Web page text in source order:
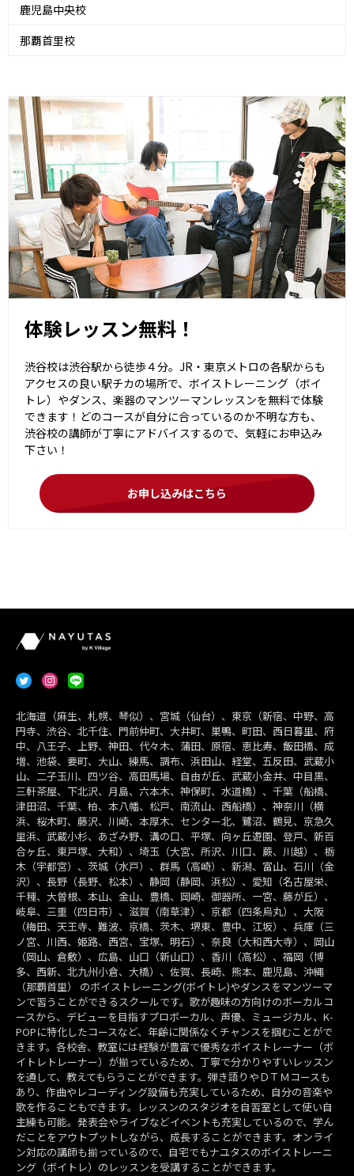
鹿児島中央校
那覇首里校
体験レッスン無料！
渋谷校は渋谷駅から徒歩４分。JR・東京メトロの各駅からも
アクセスの良い駅チカの場所で、ボイストレーニング（ボイ
トレ）やダンス、楽器のマンツーマンレッスンを無料で体験
できます！どのコースが自分に合っているのか不明な方も、
渋谷校の講師が丁寧にアドバイスするので、気軽にお申込み
下さい！
お申し込みはこちら
北海道（麻生、札幌、琴似）、宮城（仙台）、東京（新宿、中野、高
円寺、渋谷、北千住、門前仲町、大井町、巣鴨、町田、西日暮里、府
中、八王子、上野、神田、代々木、蒲田、原宿、恵比寿、飯田橋、成
増、池袋、要町、大山、練馬、調布、浜田山、経堂、五反田、武蔵小
山、二子玉川、四ツ谷、高田馬場、自由が丘、武蔵小金井、中目黒、
三軒茶屋、下北沢、月島、六本木、神保町、水道橋）、千葉（船橋、
津田沼、千葉、柏、本八幡、松戸、南流山、西船橋）、神奈川（横
浜、桜木町、藤沢、川崎、本厚木、センター北、鷺沼、鶴見、京急久
里浜、武蔵小杉、あざみ野、溝の口、平塚、向ヶ丘遊園、登戸、新百
合ヶ丘、東戸塚、大和）、埼玉（大宮、所沢、川口、蕨、川越）、栃
木（宇都宮）、茨城（水戸）、群馬（高崎）、新潟、富山、石川（金
沢）、長野（長野、松本）、静岡（静岡、浜松）、愛知（名古屋栄、
千種、大曽根、本山、金山、豊橋、岡崎、御器所、一宮、藤が丘）、
岐阜、三重（四日市）、滋賀（南草津）、京都（四条烏丸）、大阪
（梅田、天王寺、難波、京橋、茨木、堺東、豊中、江坂）、兵庫（三
ノ宮、川西、姫路、西宮、宝塚、明石）、奈良（大和西大寺）、岡山
（岡山、倉敷）、広島、山口（新山口）、香川（高松）、福岡（博
多、西新、北九州小倉、大橋）、佐賀、長崎、熊本、鹿児島、沖縄
（那覇首里） のボイストレーニング(ボイトレ)やダンスをマンツーマ
ンで習うことができるスクールです。歌が趣味の方向けのボーカルコ
ースから、デビューを目指すプロボーカル、声優、ミュージカル、K-
POPに特化したコースなど、年齢に関係なくチャンスを掴むことがで
きます。各校舎、教室には経験が豊富で優秀なボイストレーナー（ボ
イトレトレーナー）が揃っているため、丁寧で分かりやすいレッスン
を通して、教えてもらうことができます。弾き語りやＤＴＭコースも
あり、作曲やレコーディング設備も充実しているため、自分の音楽や
歌を作ることもできます。レッスンのスタジオを自習室として使い自
主練も可能。発表会やライブなどイベントも充実しているので、学ん
だことをアウトプットしながら、成長することができます。オンライ
ン対応の講師も揃っているので、自宅でもナユタスのボイストレーニ
ング（ボイトレ）のレッスンを受講することができます。